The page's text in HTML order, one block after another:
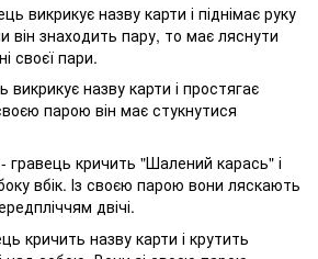
викрикує назву карти і піднімає руку
він знаходить пару, то має ляснути
своєї пари.
викрикує назву карти і простягає
парою він має стукнутися
- гравець кричить "Шалений карась" і
вбік. Із своєю парою вони ляскають
двічі.
кричить назву карти і крутить